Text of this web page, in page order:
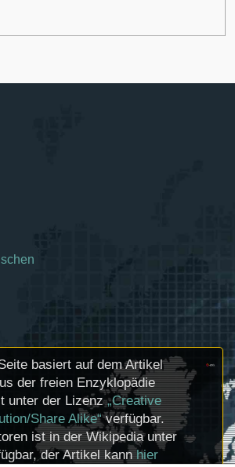
basiert auf dem Artikel
der freien Enzyklopädie
unter der Lizenz„Creative
Share Alike“verfügbar.
ist in der Wikipedia unter
der Artikel kannhier